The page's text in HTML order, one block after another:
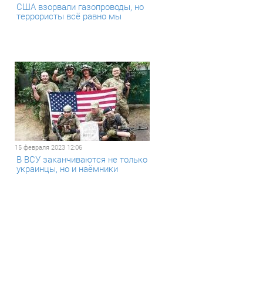
США взорвали газопроводы, но
террористы всё равно мы
15 февраля 2023 12:06
В ВСУ заканчиваются не только
украинцы, но и наёмники